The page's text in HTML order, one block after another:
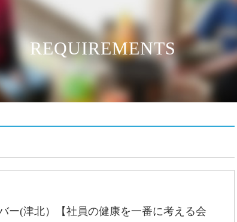
REQUIREMENTS
ー(津北）【社員の健康を一番に考える会